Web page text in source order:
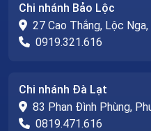
Chi nhánh Bảo Lộc
27 Cao Thắng, Lộc
0919.321.616
Chi nhánh Đà Lạt
83 Phan Đình Phùng,
0819.471.616